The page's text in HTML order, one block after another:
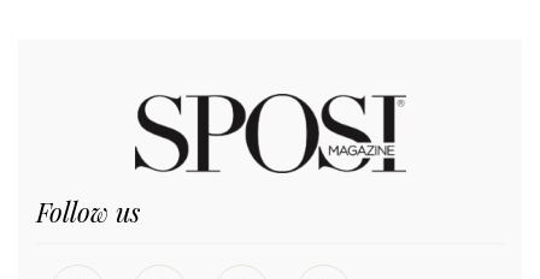
Follow us